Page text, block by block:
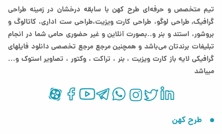
تیم متخصص و حرفه‌ای طرح کهن با سابقه درخشان در زمینه طراحی
گرافیک, طراحی لوگو، طراحی کارت ویزیت،طراحی ست اداری، کاتالوگ و
بروشور، استند و بنر و..بصورت آنلاین و غیر حضوری حامی شما در انجام
تبلیغات برندتان می‌باشد و همچنین مرجع مرجع تخصصی دانلود فایلهای
گرافیکی لایه باز کارت ویزیت ، بنر ، تراکت ، وکتور ، تصاویر استوک و...
میباشد
طرح کهن